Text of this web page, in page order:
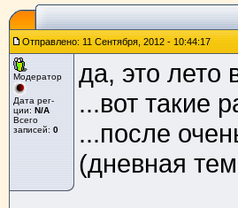
Отправлено: 11 Сентября, 2012 - 10:44:17
Модератор
Дата рег-
ции: N/A
Всего
записей: 0
да, это лето
...вот такие
...после
(дневная